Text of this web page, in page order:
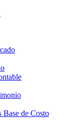
Base de Costo